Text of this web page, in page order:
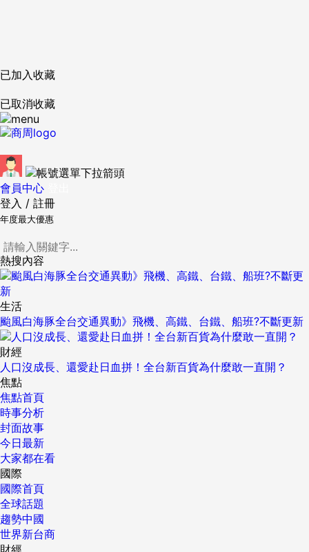
已加入收藏
已取消收藏
會員中心
登入 / 註冊
年度最大優惠
熱搜內容
生活
颱風白海豚全台交通異動》飛機、高鐵、台鐵、船班?不斷更新
財經
人口沒成長、還愛赴日血拼！全台新百貨為什麼敢一直開？
焦點
焦點首頁
時事分析
封面故事
今日最新
大家都在看
國際
國際首頁
全球話題
趨勢中國
世界新台商
財經